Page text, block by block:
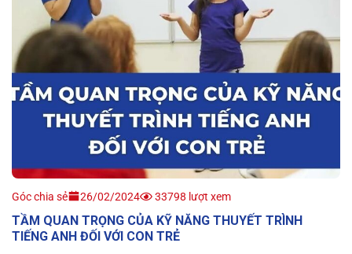
Góc chia sẻ 26/02/2024 33798 lượt xem
TẦM QUAN TRỌNG CỦA KỸ NĂNG THUYẾT TRÌNH
TIẾNG ANH ĐỐI VỚI CON TRẺ